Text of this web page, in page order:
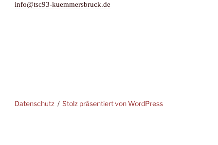
info@tsc93-kuemmersbruck.de
Datenschutz Stolz präsentiert von WordPress